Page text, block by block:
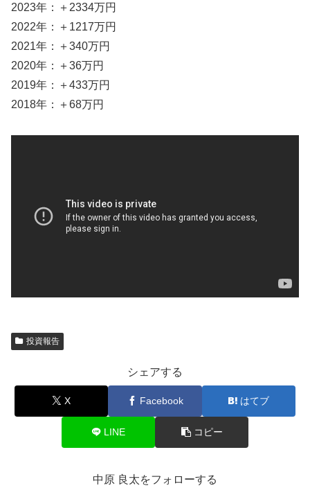
2023年：＋2334万円
2022年：＋1217万円
2021年：＋340万円
2020年：＋36万円
2019年：＋433万円
2018年：＋68万円
投資報告
シェアする
X Facebook はてブ
LINE コピー
中原 良太をフォローする